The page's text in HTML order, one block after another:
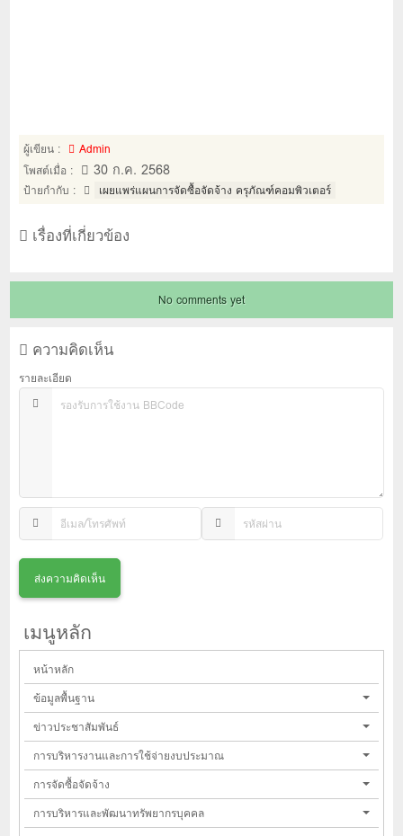
ผู้เขียน :
Admin
โพสต์เมื่อ :
30 ก.ค. 2568
ป้ายกำกับ : เผยแพร่แผนการจัดซื้อจัดจ้าง ครุภัณฑ์คอมพิวเตอร์
เรื่องที่เกี่ยวข้อง
No comments yet
ความคิดเห็น
รายละเอียด
เมนูหลัก
หน้าหลัก
ข้อมูลพื้นฐาน
ข่าวประชาสัมพันธ์
การบริหารงานและการใช้จ่ายงบประมาณ
การจัดซื้อจัดจ้าง
การบริหารและพัฒนาทรัพยากรบุคคล